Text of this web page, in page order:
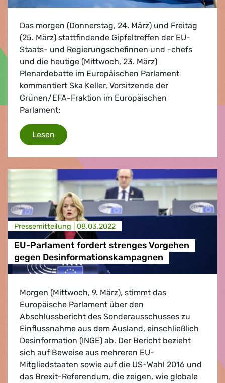
Das morgen (Donnerstag, 24. März) und Freitag
(25. März) stattfindende Gipfeltreffen der EU-
Staats- und Regierungschefinnen und -chefs
und die heutige (Mittwoch, 23. März)
Plenardebatte im Europäischen Parlament
kommentiert Ska Keller, Vorsitzende der
Grünen/EFA-Fraktion im Europäischen
Parlament:
Lesen EU-Gipfel/EUCO 24.-25. März und
Presse­mitteilung | 08.03.2022
EU-Parlament fordert strenges Vorgehen
gegen Desinformationskampagnen
Morgen (Mittwoch, 9. März), stimmt das
Europäische Parlament über den
Abschlussbericht des Sonderausschusses zu
Einflussnahme aus dem Ausland, einschließlich
Desinformation (INGE) ab. Der Bericht bezieht
sich auf Beweise aus mehreren EU-
Mitgliedstaaten sowie auf die US-Wahl 2016 und
das Brexit-Referendum, die zeigen, wie globale